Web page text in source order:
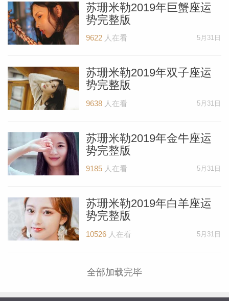
miller
勒
苏珊米勒2019年巨蟹座运
势完整版
9622人在看 5月31日
苏珊米勒2019年双子座运
势完整版
9638人在看 5月31日
苏珊米勒2019年金牛座运
势完整版
9185人在看 5月31日
苏珊米勒2019年白羊座运
势完整版
10526人在看 5月31日
全部加载完毕